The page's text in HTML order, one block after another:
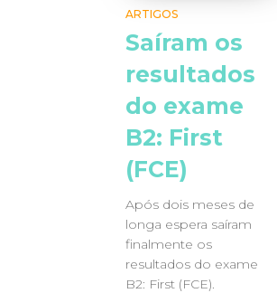
ARTIGOS
Saíram os
resultados
do exame
B2: First
(FCE)
Após dois meses de
longa espera saíram
finalmente os
resultados do exame
B2: First (FCE).